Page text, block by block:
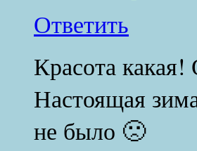
Ответить
Красота
Настоящая
не было 🙁